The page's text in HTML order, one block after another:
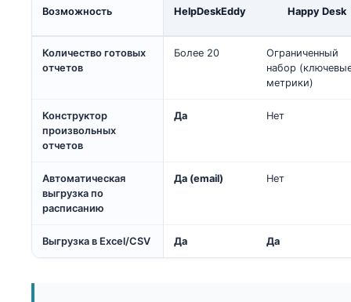
Возможность HelpDeskEddy Happy Desk
Количество готовых
отчетов
Более 20
Ограниченный
набор
метрики)
Конструктор
произвольных
отчетов
Да Нет
Автоматическая
выгрузка по
расписанию
Да (email) Нет
Выгрузка в Excel/CSV Да Да